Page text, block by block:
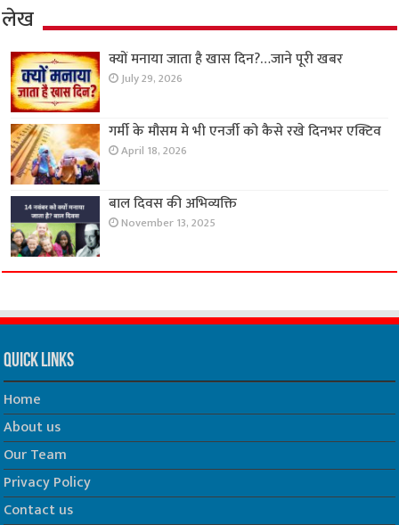
लेख
क्यों मनाया जाता है खास दिन?…जाने पूरी खबर
July 29, 2026
गर्मी के मौसम मे भी एनर्जी को कैसे रखे दिनभर एक्टिव
April 18, 2026
बाल दिवस की अभिव्यक्ति
November 13, 2025
Quick Links
Home
About us
Our Team
Privacy Policy
Contact us